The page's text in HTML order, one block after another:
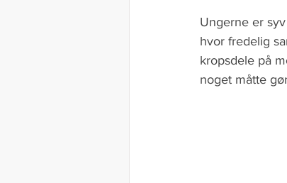
Ungerne er
hvor fredelig
kropsdele på
noget måtte